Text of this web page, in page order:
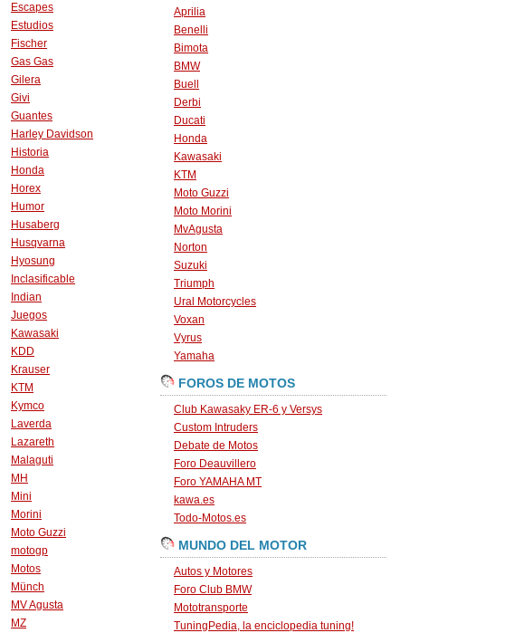
Escapes
Estudios
Fischer
Gas Gas
Gilera
Givi
Guantes
Harley Davidson
Historia
Honda
Horex
Humor
Husaberg
Husqvarna
Hyosung
Inclasificable
Indian
Juegos
Kawasaki
KDD
Krauser
KTM
Kymco
Laverda
Lazareth
Malaguti
MH
Mini
Morini
Moto Guzzi
motogp
Motos
Münch
MV Agusta
MZ
Aprilia
Benelli
Bimota
BMW
Buell
Derbi
Ducati
Honda
Kawasaki
KTM
Moto Guzzi
Moto Morini
MvAgusta
Norton
Suzuki
Triumph
Ural Motorcycles
Voxan
Vyrus
Yamaha
FOROS DE MOTOS
Club Kawasaky ER-6 y Versys
Custom Intruders
Debate de Motos
Foro Deauvillero
Foro YAMAHA MT
kawa.es
Todo-Motos.es
MUNDO DEL MOTOR
Autos y Motores
Foro Club BMW
Mototransporte
TuningPedia, la enciclopedia tuning!